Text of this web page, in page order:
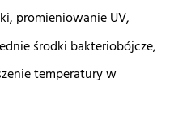
promieniowanie UV,
środki bakteriobójcze,
temperatury w